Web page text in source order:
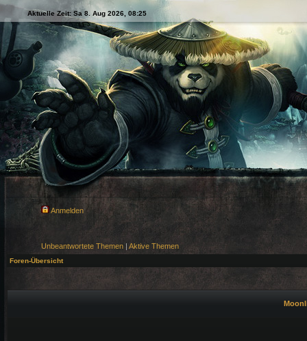
Aktuelle Zeit: Sa 8. Aug 2026, 08:25
Anmelden
Unbeantwortete Themen | Aktive Themen
Foren-Übersicht